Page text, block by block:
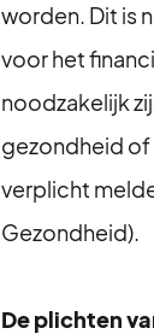
worden. Dit is
voor het
noodzakelijk
gezondheid
verplicht
Gezondheid).
De plichten